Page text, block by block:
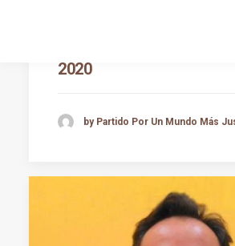
2020
by Partido Por Un Mundo Más